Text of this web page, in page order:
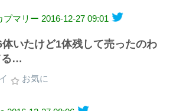
プマリー 2016-12-27 09:01
いたけど1体残して売ったのわ
る…
お気に